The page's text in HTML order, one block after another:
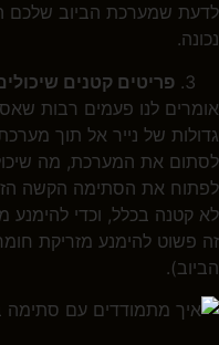
לדעת שמערכת הביוב שלכם
נכונה.
פריטים קטנים
אומרים לנו פעמים רבות
גדולות של נייר אל תוך
לסתום את המערכת, מה
לפתוח את הסתימה הקשה הזו
לא קטנה בכלל, וכדי להימנע
זה פשוט להימנע מזריקת
הביוב).